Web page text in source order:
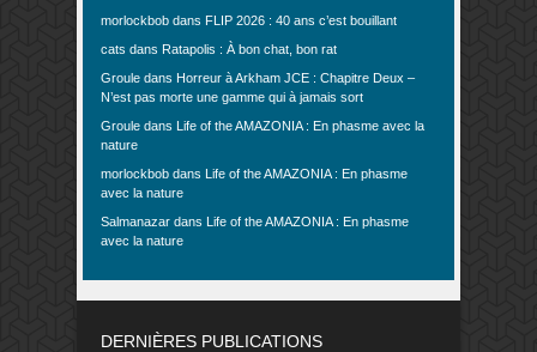
morlockbob dans FLIP 2026 : 40 ans c’est bouillant
cats dans Ratapolis : À bon chat, bon rat
Groule dans Horreur à Arkham JCE : Chapitre Deux –
N’est pas morte une gamme qui à jamais sort
Groule dans Life of the AMAZONIA : En phasme avec la
nature
morlockbob dans Life of the AMAZONIA : En phasme
avec la nature
Salmanazar dans Life of the AMAZONIA : En phasme
avec la nature
DERNIÈRES PUBLICATIONS